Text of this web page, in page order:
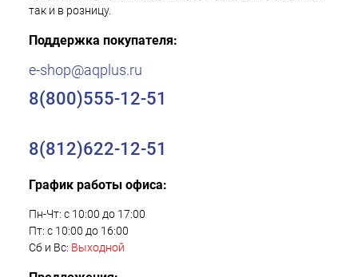
так и в розницу.
Поддержка покупателя:
e-shop@aqplus.ru
8(800)555-12-51
8(812)622-12-51
График работы офиса:
Пн-Чт: с 10:00 до 17:00
Пт: с 10:00 до 16:00
Сб и Вс: Выходной